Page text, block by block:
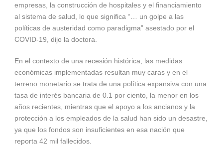
empresas, la construcción de hospitales y el financiamiento
al sistema de salud, lo que significa “… un golpe a las
políticas de austeridad como paradigma” asestado por el
COVID-19, dijo la doctora.
En el contexto de una recesión histórica, las medidas
económicas implementadas resultan muy caras y en el
terreno monetario se trata de una política expansiva con una
tasa de interés bancaria de 0.1 por ciento, la menor en los
años recientes, mientras que el apoyo a los ancianos y la
protección a los empleados de la salud han sido un desastre,
ya que los fondos son insuficientes en esa nación que
reporta 42 mil fallecidos.